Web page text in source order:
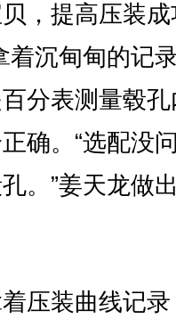
，提高压装
着沉甸甸的记
分表测量毂
确。“选配没
。”姜天龙做
装曲线记录